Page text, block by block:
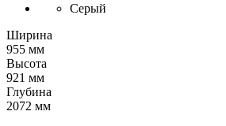
Серый
Ширина
955 мм
Высота
921 мм
Глубина
2072 мм